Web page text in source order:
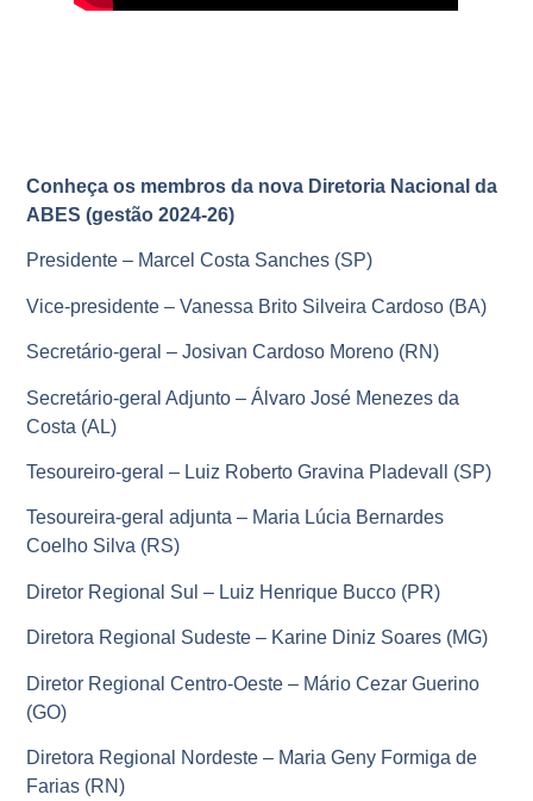
Conheça os membros da nova Diretoria Nacional da
ABES (gestão 2024-26)
Presidente – Marcel Costa Sanches (SP)
Vice-presidente – Vanessa Brito Silveira Cardoso (BA)
Secretário-geral – Josivan Cardoso Moreno (RN)
Secretário-geral Adjunto – Álvaro José Menezes da
Costa (AL)
Tesoureiro-geral – Luiz Roberto Gravina Pladevall (SP)
Tesoureira-geral adjunta – Maria Lúcia Bernardes
Coelho Silva (RS)
Diretor Regional Sul – Luiz Henrique Bucco (PR)
Diretora Regional Sudeste – Karine Diniz Soares (MG)
Diretor Regional Centro-Oeste – Mário Cezar Guerino
(GO)
Diretora Regional Nordeste – Maria Geny Formiga de
Farias (RN)